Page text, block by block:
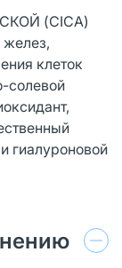
(CICA)
клеток
солевой
гиалуроновой